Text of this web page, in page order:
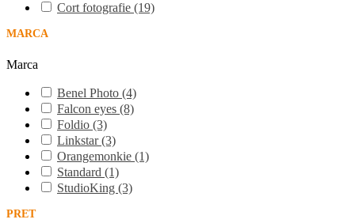
Cort fotografie (19)
MARCA
Marca
Benel Photo (4)
Falcon eyes (8)
Foldio (3)
Linkstar(3)
Orangemonkie (1)
Standard (1)
StudioKing (3)
PRET